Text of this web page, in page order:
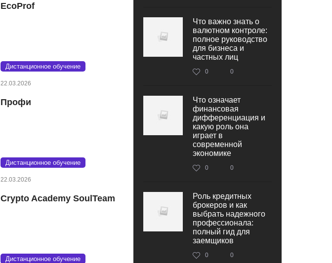
EcoProf
Дистанционное обучение
22.03.2026
Профи
Дистанционное обучение
22.03.2026
Crypto Academy SoulTeam
Дистанционное обучение
Что важно знать о
валютном контроле:
полное руководство
для бизнеса и
частных лиц
0 0
Что означает
финансовая
дифференциация и
какую роль она
играет в
современной
экономике
0 0
Роль кредитных
брокеров и как
выбрать надежного
профессионала:
полный гид для
заемщиков
0 0